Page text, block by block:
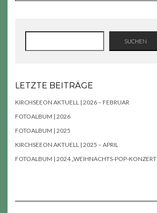
SUCHEN
SUCHEN
LETZTE BEITRÄGE
KIRCHSEEON AKTUELL | 2026 – FEBRUAR
FOTOALBUM | 2026
FOTOALBUM | 2025
KIRCHSEEON AKTUELL | 2025 – APRIL
FOTOALBUM | 2024 „WEIHNACHTS-POP-